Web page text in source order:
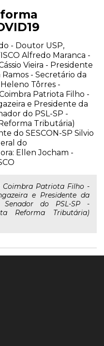
- Doutor USP,
Alfredo Maranca -
Vieira - Presidente
- Secretário da
Tôrres -
Patriota Filho -
e Presidente da
do PSL-SP -
Tributária)
do SESCON-SP Silvio
do
Ellen Jocham -
Coimbra Patriota Filho -
e Presidente da
do PSL-SP -
Reforma Tributária)